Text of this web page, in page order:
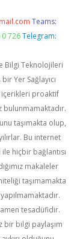
Teams:
726 Telegram:
Bilgi Teknolojileri
Yer Sağlayıcı
içerikleri proaktif
bulunmamaktadır.
taşımakta olup,
Bu internet
hiçbir bağlantısı
makaleler
taşımamakta
tesadüfidir.
bir bilgi paylaşım